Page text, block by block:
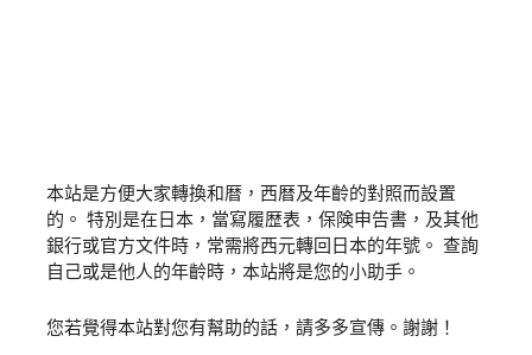
本站是方便大家轉換和暦，西暦及年齡的對照而設置
的。 特別是在日本，當寫履歴表，保険申告書，及其他
銀行或官方文件時，常需將西元轉回日本的年號。 查詢
自己或是他人的年齡時，本站將是您的小助手。
您若覺得本站對您有幫助的話，請多多宣傳。謝謝！